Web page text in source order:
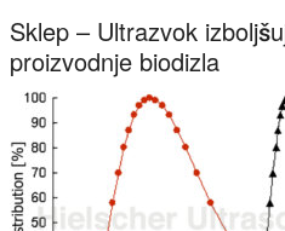
Sklep – Ultrazvok
proizvodnje biodizla